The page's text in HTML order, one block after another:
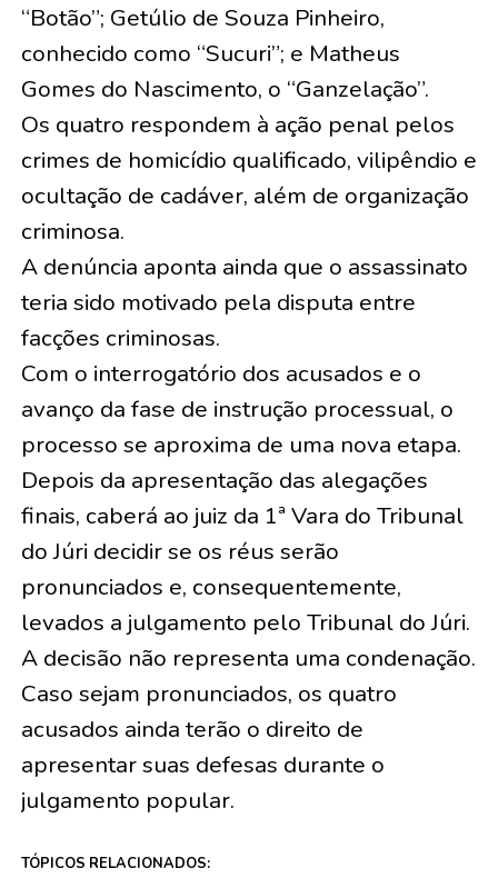
“Botão”; Getúlio de Souza Pinheiro,
conhecido como “Sucuri”; e Matheus
Gomes do Nascimento, o “Ganzelação”.
Os quatro respondem à ação penal pelos
crimes de homicídio qualificado, vilipêndio e
ocultação de cadáver, além de organização
criminosa.
A denúncia aponta ainda que o assassinato
teria sido motivado pela disputa entre
facções criminosas.
Com o interrogatório dos acusados e o
avanço da fase de instrução processual, o
processo se aproxima de uma nova etapa.
Depois da apresentação das alegações
finais, caberá ao juiz da 1ª Vara do Tribunal
do Júri decidir se os réus serão
pronunciados e, consequentemente,
levados a julgamento pelo Tribunal do Júri.
A decisão não representa uma condenação.
Caso sejam pronunciados, os quatro
acusados ainda terão o direito de
apresentar suas defesas durante o
julgamento popular.
TÓPICOS RELACIONADOS: